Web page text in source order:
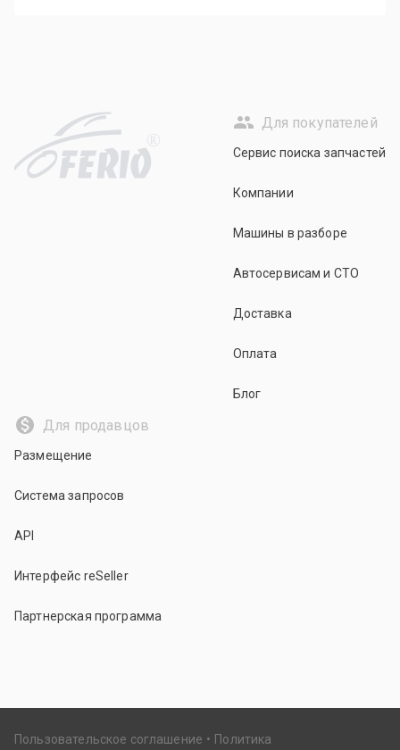
R
Для покупателей
Сервис поиска запчастей
Компании
Машины в разборе
Автосервисам и СТО
Доставка
Оплата
Блог
Для продавцов
Размещение
Система запросов
API
Интерфейс reSeller
Партнерская программа
Пользовательское соглашение Политика